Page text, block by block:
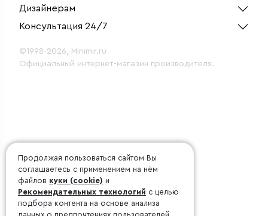
Дизайнерам
Консультация 24/7
©1998-2026, Minimir.ru
Официальный интернет-магазин производителя.
Продолжая пользоваться сайтом Вы
соглашаетесь с применением на нём
файлов куки (cookie) и
Рекомендательных технологий с целью
подбора контента на основе анализа